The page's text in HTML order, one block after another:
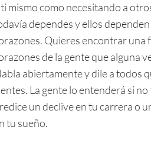
ti mismo como necesitando a
dependes y ellos
Quieres encontrar una
de la gente que alguna
abiertamente y dile a todos
La gente lo entenderá si
un declive en tu carrera o
tu sueño.